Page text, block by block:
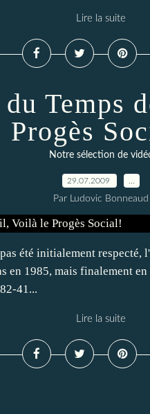
Lire la suite
Temps
Progès
Notre sélection de
29.07.2009
Par Ludovic Bonneaud
été initialement
en 1985, mais finalement
41...
Lire la suite